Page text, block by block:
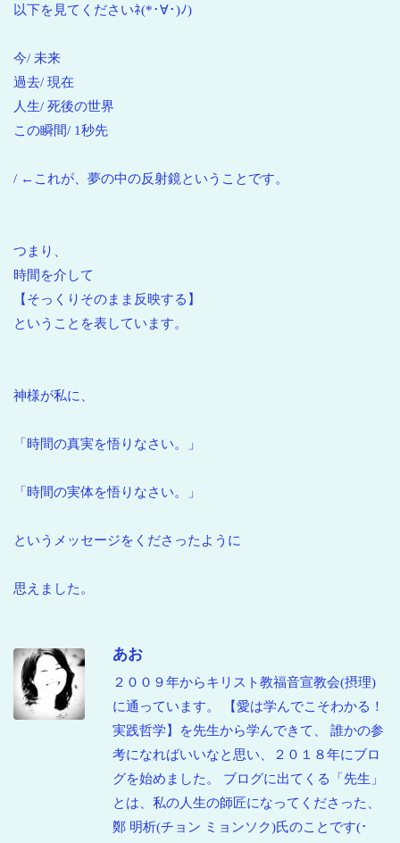
以下を見てくださいﾈ(*･∀･)ﾉ)
今/ 未来
過去/ 現在
人生/ 死後の世界
この瞬間/ 1秒先
/ ←これが、夢の中の反射鏡ということです。
つまり、
時間を介して
【そっくりそのまま反映する】
ということを表しています。
神様が私に、
「時間の真実を悟りなさい。」
「時間の実体を悟りなさい。」
というメッセージをくださったように
思えました。
あお
２００９年からキリスト教福音宣教会(摂理)
に通っています。 【愛は学んでこそわかる！
実践哲学】を先生から学んできて、 誰かの参
考になればいいなと思い、２０１８年にブロ
グを始めました。 ブログに出てくる「先生」
とは、私の人生の師匠になってくださった、
鄭 明析(チョン ミョンソク)氏のことです(･